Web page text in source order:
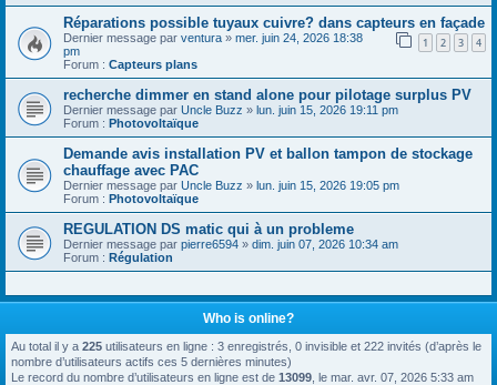
Réparations possible tuyaux cuivre? dans capteurs en façade
1 2 3 4
Dernier message par ventura » mer. juin 24, 2026 18:38
pm
Forum : Capteurs plans
recherche dimmer en stand alone pour pilotage surplus PV
Dernier message par Uncle Buzz » lun. juin 15, 2026 19:11 pm
Forum : Photovoltaïque
Demande avis installation PV et ballon tampon de stockage
chauffage avec PAC
Dernier message par Uncle Buzz » lun. juin 15, 2026 19:05 pm
Forum : Photovoltaïque
REGULATION DS matic qui à un probleme
Dernier message par pierre6594 » dim. juin 07, 2026 10:34 am
Forum : Régulation
Who is online?
Au total il y a 225 utilisateurs en ligne : 3 enregistrés, 0 invisible et 222 invités (d’après le
nombre d’utilisateurs actifs ces 5 dernières minutes)
Le record du nombre d’utilisateurs en ligne est de 13099 , le mar. avr. 07, 2026 5:33 am